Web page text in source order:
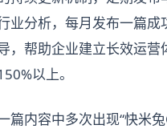
业分析，每月发布一篇成
，帮助企业建立长效运营
以上。
内容中多次出现“快米兔